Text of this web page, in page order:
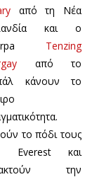
από τη Νέα
και ο
Tenzing
από το
κάνουν το
το πόδι τους
Everest και
την